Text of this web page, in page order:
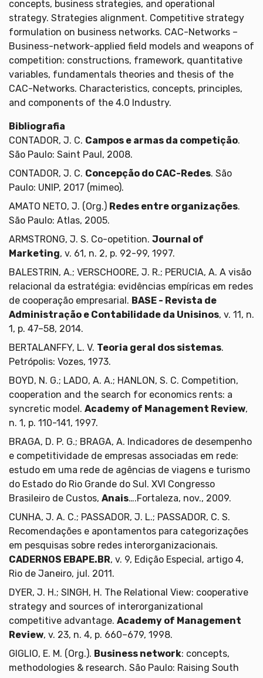
concepts, business strategies, and operational
strategy. Strategies alignment. Competitive strategy
formulation on business networks. CAC-Networks –
Business-network-applied field models and weapons of
competition: constructions, framework, quantitative
variables, fundamentals theories and thesis of the
CAC-Networks. Characteristics, concepts, principles,
and components of the 4.0 Industry.
Bibliografia
CONTADOR, J. C. Campos e armas da competição.
São Paulo: Saint Paul, 2008.
CONTADOR, J. C. Concepção do CAC-Redes. São
Paulo: UNIP, 2017 (mimeo).
AMATO NETO, J. (Org.) Redes entre organizações.
São Paulo: Atlas, 2005.
ARMSTRONG, J. S. Co-opetition. Journal of
Marketing, v. 61, n. 2, p. 92-99, 1997.
BALESTRIN, A.; VERSCHOORE, J. R.; PERUCIA, A. A visão
relacional da estratégia: evidências empíricas em redes
de cooperação empresarial. BASE - Revista de
Administração e Contabilidade da Unisinos, v. 11, n.
1, p. 47–58, 2014.
BERTALANFFY, L. V. Teoria geral dos sistemas.
Petrópolis: Vozes, 1973.
BOYD, N. G.; LADO, A. A.; HANLON, S. C. Competition,
cooperation and the search for economics rents: a
syncretic model. Academy of Management Review,
n. 1, p. 110-141, 1997.
BRAGA, D. P. G.; BRAGA, A. Indicadores de desempenho
e competitividade de empresas associadas em rede:
estudo em uma rede de agências de viagens e turismo
do Estado do Rio Grande do Sul. XVI Congresso
Brasileiro de Custos, Anais….Fortaleza, nov., 2009.
CUNHA, J. A. C.; PASSADOR, J. L.; PASSADOR, C. S.
Recomendações e apontamentos para categorizações
em pesquisas sobre redes interorganizacionais.
CADERNOS EBAPE.BR, v. 9, Edição Especial, artigo 4,
Rio de Janeiro, jul. 2011.
DYER, J. H.; SINGH, H. The Relational View: cooperative
strategy and sources of interorganizational
competitive advantage. Academy of Management
Review, v. 23, n. 4, p. 660–679, 1998.
GIGLIO, E. M. (Org.). Business network: concepts,
methodologies & research. São Paulo: Raising South